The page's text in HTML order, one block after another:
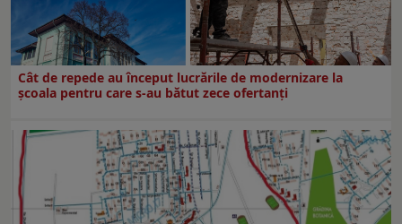
Cât de repede au început lucrările de modernizare la
şcoala pentru care s-au bătut zece ofertanţi